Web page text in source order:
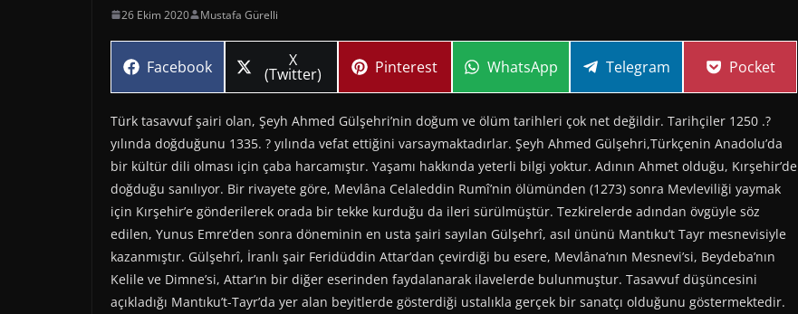
26 Ekim 2020 Mustafa Gürelli
Share
Facebook Share
on
X
(Twitter) Share
Pinterest Share
WhatsApp Share
Telegram Share
Pocket
Türk tasavvuf şairi olan, Şeyh Ahmed Gülşehri’nin doğum ve ölüm tarihleri çok net değildir. Tarihçiler 1250 .?
yılında doğduğunu 1335. ? yılında vefat ettiğini varsaymaktadırlar. Şeyh Ahmed Gülşehri,Türkçenin Anadolu’da
bir kültür dili olması için çaba harcamıştır. Yaşamı hakkında yeterli bilgi yoktur. Adının Ahmet olduğu, Kırşehir’de
doğduğu sanılıyor. Bir rivayete göre, Mevlâna Celaleddin Rumî’nin ölümünden (1273) sonra Mevleviliği yaymak
için Kırşehir’e gönderilerek orada bir tekke kurduğu da ileri sürülmüştür. Tezkirelerde adından övgüyle söz
edilen, Yunus Emre’den sonra döneminin en usta şairi sayılan Gülşehrî, asıl ününü Mantıku’t Tayr mesnevisiyle
kazanmıştır. Gülşehrî, İranlı şair Feridüddin Attar’dan çevirdiği bu esere, Mevlâna’nın Mesnevi’si, Beydeba’nın
Kelile ve Dimne’si, Attar’ın bir diğer eserinden faydalanarak ilavelerde bulunmuştur. Tasavvuf düşüncesini
açıkladığı Mantıku’t-Tayr’da yer alan beyitlerde gösterdiği ustalıkla gerçek bir sanatçı olduğunu göstermektedir.